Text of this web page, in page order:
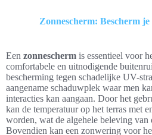
Zonnescherm: Bescherm
Een zonnescherm is essentieel voor
comfortabele en uitnodigende
bescherming tegen schadelijke UV-
aangename schaduwplek waar men
interacties kan aangaan. Door het
kan de temperatuur op het terras met
worden, wat de algehele beleving van
Bovendien kan een zonwering voor